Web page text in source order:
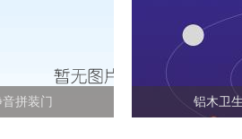
拼装门 铝木卫